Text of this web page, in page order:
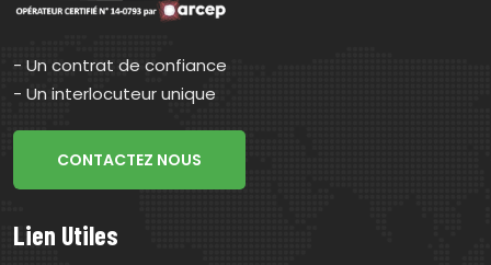
- Un contrat de confiance
- Un interlocuteur unique
CONTACTEZ NOUS
Lien Utiles